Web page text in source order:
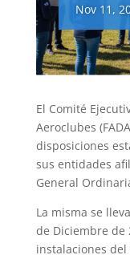
Nov 11,
El Comité
Aeroclubes
disposiciones
sus entidades
General
La misma se
de Diciembre de
instalaciones